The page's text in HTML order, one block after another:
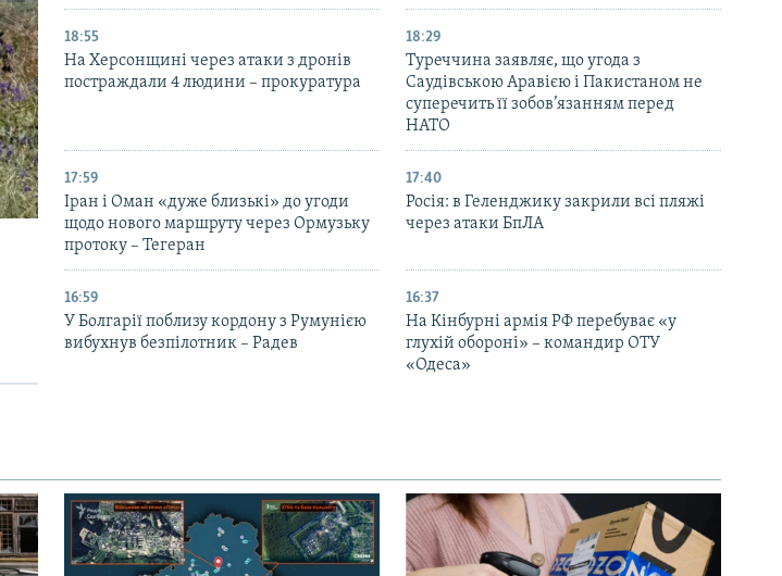
18:55
На Херсонщині через атаки з дронів
постраждали 4 людини – прокуратура
18:29
Туреччина заявляє, що угода з
Саудівською Аравією і Пакистаном не
суперечить її зобов’язанням перед
НАТО
17:59
Іран і Оман «дуже близькі» до угоди
щодо нового маршруту через Ормузьку
протоку – Тегеран
17:40
Росія: в Геленджику закрили всі пляжі
через атаки БпЛА
16:59
У Болгарії поблизу кордону з Румунією
вибухнув безпілотник – Радев
16:37
На Кінбурні армія РФ перебуває «у
глухій обороні» – командир ОТУ
«Одеса»